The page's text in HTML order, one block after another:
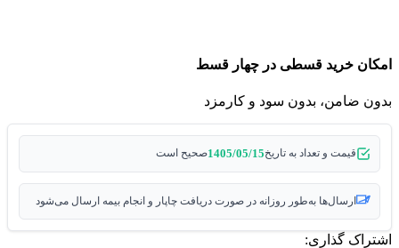
امکان خرید قسطی در چهار قسط
بدون ضامن، بدون سود و کارمزد
قیمت و تعداد به تاریخ1405/05/15صحیح است
ارسال‌ها به‌طور روزانه در صورت دریافت چاپار و انجام بیمه ارسال می‌شود
اشتراک گذاری: